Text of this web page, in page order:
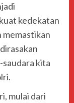
kedekatan
memastikan
kita
mulai dari